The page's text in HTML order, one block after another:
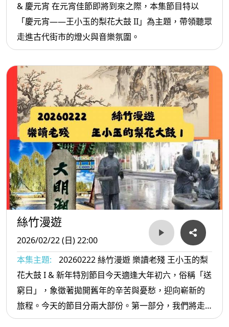
& 慶元宵 在元宵佳節即將到來之際，本集節目特以
「慶元宵——王小玉的梨花大鼓 II」為主題，帶領聽眾
走進古代街市的燈火與音樂氛圍。
絲竹漫遊
2026/02/22 (日) 22:00
本集主題:
20260222 絲竹漫遊 樂讀老殘 王小玉的梨
花大鼓 I & 新年特別節目今天適逢大年初六，俗稱「送
窮日」，象徵著拋開舊年的辛苦與憂愁，迎向嶄新的
旅程。今天的節目分兩大部份。第一部分，我們將走
進劉鶚筆下的《老殘遊記》。這部清末小說以旅行者